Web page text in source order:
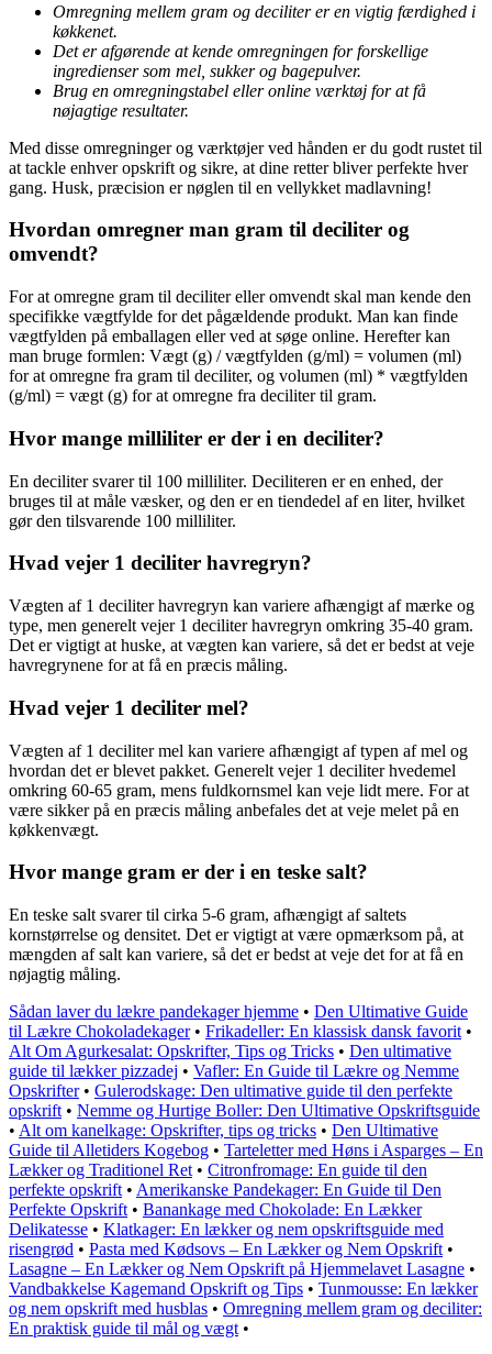
Omregning mellem gram og deciliter er en vigtig færdighed i
køkkenet.
Det er afgørende at kende omregningen for forskellige
ingredienser som mel, sukker og bagepulver.
Brug en omregningstabel eller online værktøj for at få
nøjagtige resultater.
Med disse omregninger og værktøjer ved hånden er du godt rustet til
at tackle enhver opskrift og sikre, at dine retter bliver perfekte hver
gang. Husk, præcision er nøglen til en vellykket madlavning!
Hvordan omregner man gram til deciliter og
omvendt?
For at omregne gram til deciliter eller omvendt skal man kende den
specifikke vægtfylde for det pågældende produkt. Man kan finde
vægtfylden på emballagen eller ved at søge online. Herefter kan
man bruge formlen: Vægt (g) / vægtfylden (g/ml) = volumen (ml)
for at omregne fra gram til deciliter, og volumen (ml) * vægtfylden
(g/ml) = vægt (g) for at omregne fra deciliter til gram.
Hvor mange milliliter er der i en deciliter?
En deciliter svarer til 100 milliliter. Deciliteren er en enhed, der
bruges til at måle væsker, og den er en tiendedel af en liter, hvilket
gør den tilsvarende 100 milliliter.
Hvad vejer 1 deciliter havregryn?
Vægten af 1 deciliter havregryn kan variere afhængigt af mærke og
type, men generelt vejer 1 deciliter havregryn omkring 35-40 gram.
Det er vigtigt at huske, at vægten kan variere, så det er bedst at veje
havregrynene for at få en præcis måling.
Hvad vejer 1 deciliter mel?
Vægten af 1 deciliter mel kan variere afhængigt af typen af mel og
hvordan det er blevet pakket. Generelt vejer 1 deciliter hvedemel
omkring 60-65 gram, mens fuldkornsmel kan veje lidt mere. For at
være sikker på en præcis måling anbefales det at veje melet på en
køkkenvægt.
Hvor mange gram er der i en teske salt?
En teske salt svarer til cirka 5-6 gram, afhængigt af saltets
kornstørrelse og densitet. Det er vigtigt at være opmærksom på, at
mængden af salt kan variere, så det er bedst at veje det for at få en
nøjagtig måling.
Sådan laver du lækre pandekager hjemme • Den Ultimative Guide
til Lækre Chokoladekager• Frikadeller: En klassisk dansk favorit •
Alt Om Agurkesalat: Opskrifter, Tips og Tricks • Den ultimative
guide til lækker pizzadej • Vafler: En Guide til Lækre og Nemme
Opskrifter• Gulerodskage: Den ultimative guide til den perfekte
opskrift • Nemme og Hurtige Boller: Den Ultimative Opskriftsguide
• Alt om kanelkage: Opskrifter, tips og tricks • Den Ultimative
Guide til Alletiders Kogebog • Tarteletter med Høns i Asparges – En
Lækker og Traditionel Ret • Citronfromage: En guide til den
perfekte opskrift • Amerikanske Pandekager: En Guide til Den
Perfekte Opskrift • Banankage med Chokolade: En Lækker
Delikatesse • Klatkager: En lækker og nem opskriftsguide med
risengrød • Pasta med Kødsovs – En Lækker og Nem Opskrift •
Lasagne – En Lækker og Nem Opskrift på Hjemmelavet Lasagne •
Vandbakkelse Kagemand Opskrift og Tips • Tunmousse: En lækker
og nem opskrift med husblas • Omregning mellem gram og deciliter:
En praktisk guide til mål og vægt •